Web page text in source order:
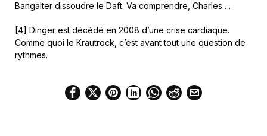
Bangalter dissoudre le Daft. Va comprendre, Charles….
[4] Dinger est décédé en 2008 d’une crise cardiaque.
Comme quoi le Krautrock, c’est avant tout une question de
rythmes.